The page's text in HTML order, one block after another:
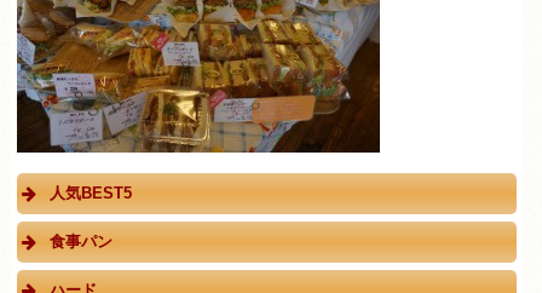
人気BEST5
食事パン